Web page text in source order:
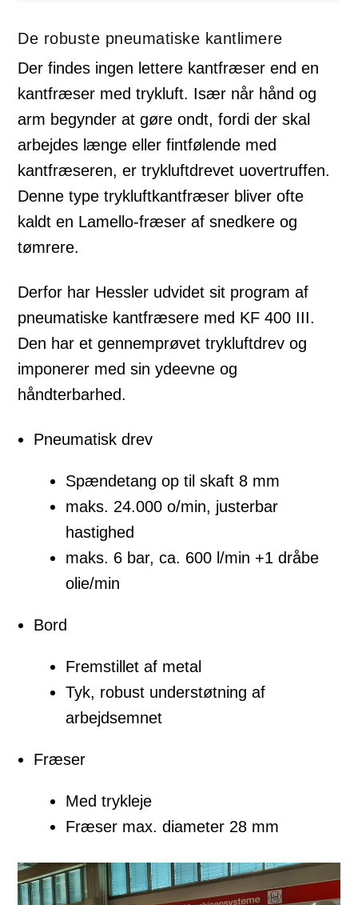
De robuste pneumatiske kantlimere
Der findes ingen lettere kantfræser end en
kantfræser med trykluft. Især når hånd og
arm begynder at gøre ondt, fordi der skal
arbejdes længe eller fintfølende med
kantfræseren, er trykluftdrevet uovertruffen.
Denne type trykluftkantfræser bliver ofte
kaldt en Lamello-fræser af snedkere og
tømrere.
Derfor har Hessler udvidet sit program af
pneumatiske kantfræsere med KF 400 III.
Den har et gennemprøvet trykluftdrev og
imponerer med sin ydeevne og
håndterbarhed.
Pneumatisk drev
Spændetang op til skaft 8 mm
maks. 24.000 o/min, justerbar
hastighed
maks. 6 bar, ca. 600 l/min +1 dråbe
olie/min
Bord
Fremstillet af metal
Tyk, robust understøtning af
arbejdsemnet
Fræser
Med trykleje
Fræser max. diameter 28 mm